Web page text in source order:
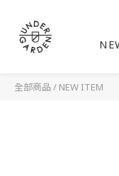
全部商品 / NEW ITEM